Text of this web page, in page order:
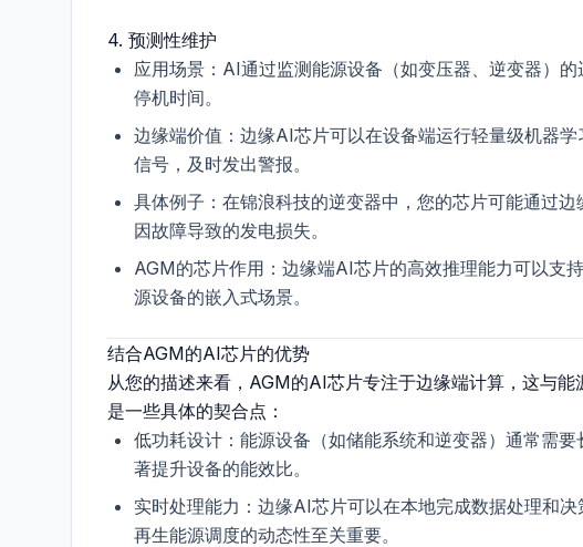
4. 预测性维护
应用场景 ：AI通过监测能源设备（如变压器、逆变器）
停机时间。
边缘端价值 ：边缘AI芯片可以在设备端运行轻量级机器
信号，及时发出警报。
具体例子 ：在锦浪科技的逆变器中，您的芯片可能通过
因故障导致的发电损失。
AGM的芯片作用 ：边缘端AI芯片的高效推理能力可以支
源设备的嵌入式场景。
结合AGM的AI芯片的优势
从您的描述来看，AGM的AI芯片专注于边缘端计算，这与
是一些具体的契合点：
低功耗设计 ：能源设备（如储能系统和逆变器）通常需
著提升设备的能效比。
实时处理能力 ：边缘AI芯片可以在本地完成数据处理和
再生能源调度的动态性至关重要。